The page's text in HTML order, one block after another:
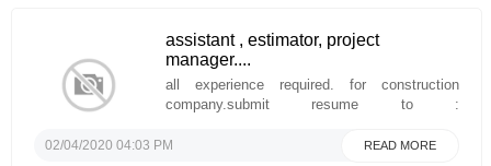
assistant , estimator, project
manager....
all experience required. for construction
company.submit resume to :
02/04/2020 04:03 PM READ MORE